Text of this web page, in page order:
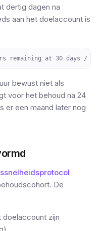
dertig dagen na
aan het doelaccount is
remaining at 30 days /
bewust niet als
voor het behoud na 24
er een maand later nog
De
zijn